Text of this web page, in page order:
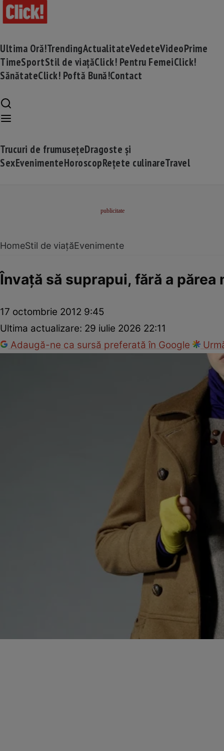
Ultima Oră!TrendingActualitateVedeteVideoPrime
TimeSportStil de viațăClick! Pentru FemeiClick!
SănătateClick! Poftă Bună!Contact
Trucuri de frumusețeDragoste și
SexEvenimenteHoroscopRețete culinareTravel
HomeStil de viațăEvenimente
Învaţă să suprapui, fără a părea
17 octombrie 2012 9:45
Ultima actualizare: 29 iulie 2026 22:11
Adaugă-ne ca sursă preferată în Google